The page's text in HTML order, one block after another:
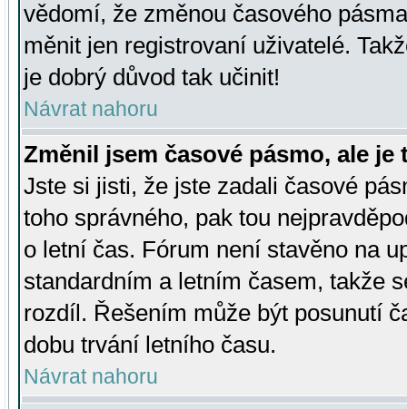
vědomí, že změnou časového
měnit jen registrovaní uživatelé.
je dobrý důvod tak učinit!
Návrat nahoru
Změnil jsem časové pásmo, ale je
Jste si jisti, že jste zadali časové
toho správného, pak tou
o letní čas. Fórum není stavěno na
standardním a letním časem, takže
rozdíl. Řešením může být posunutí
dobu trvání letního času.
Návrat nahoru